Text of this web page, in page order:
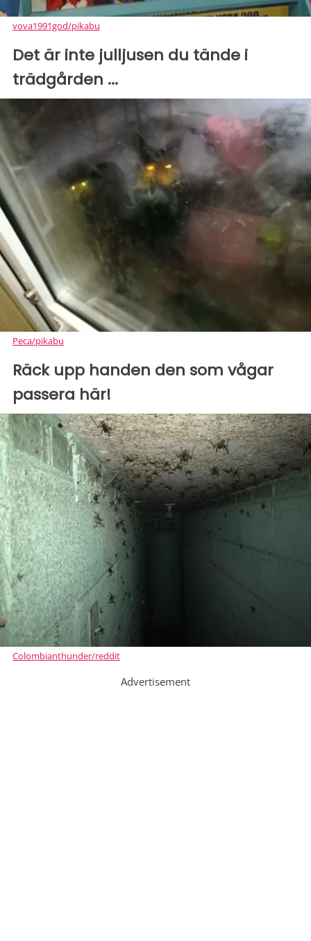
vova1991god/pikabu
Det är inte julljusen du tände i
trädgården ...
Peca/pikabu
Räck upp handen den som vågar
passera här!
Colombianthunder/reddit
Advertisement